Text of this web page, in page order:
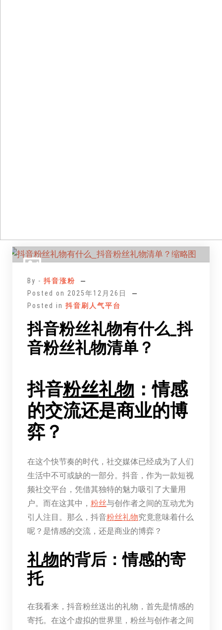
By - 抖音涨粉
Posted on 2025年12月26日
Posted in 抖音刷人气平台
抖音粉丝礼物有什么_抖
音粉丝礼物清单？
抖音粉丝礼物 ：情感
的交流还是商业的博
弈？
在这个快节奏的时代，社交媒体已经成为了人们
生活中不可或缺的一部分。抖音，作为一款短视
频社交平台，凭借其独特的魅力吸引了大量用
户。而在这其中， 粉丝与创作者之间的互动尤为
引人注目。那么，抖音粉丝礼物究竟意味着什么
呢？是情感的交流，还是商业的博弈？
礼物的背后：情感的寄
托
在我看来，抖音粉丝送出的礼物，首先是情感的
寄托。在这个虚拟的世界里，粉丝与创作者之间